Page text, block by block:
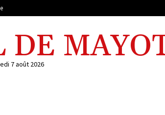
DE
7 août 2026